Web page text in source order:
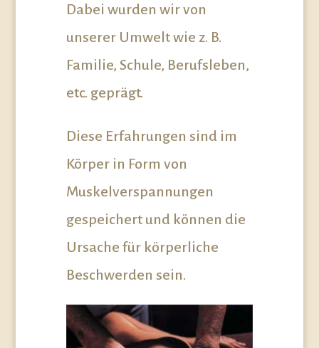
Dabei wurden wir von
unserer Umwelt wie z. B.
Familie, Schule, Berufsleben,
etc. geprägt.
Diese Erfahrungen sind im
Körper in Form von
Muskelverspannungen
gespeichert und können die
Ursache für körperliche
Beschwerden sein.